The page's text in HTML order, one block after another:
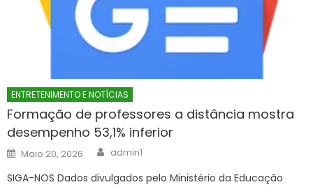
ENTRETENIMENTO E NOTÍCIAS
Formação de professores a distância mostra
desempenho 53,1% inferior
Posted
on
Maio 20, 2026 Author
admin1
SIGA-NOS Dados divulgados pelo Ministério da Educação